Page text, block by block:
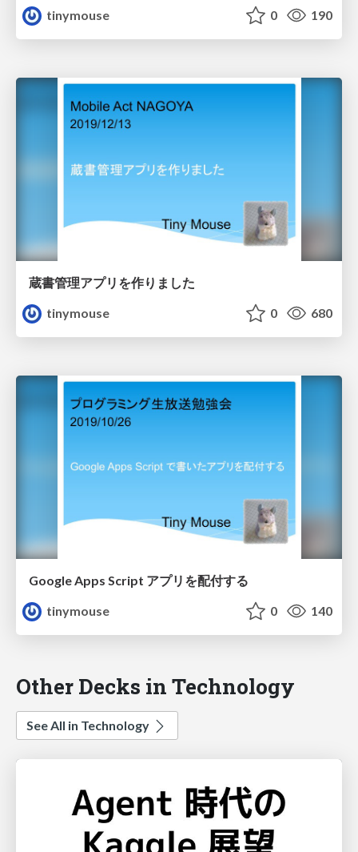
tinymouse 0 190
蔵書管理アプリを作りました
tinymouse
0 680
Google Apps Script アプリを配付する
tinymouse
0 140
Other Decks in Technology
See All in Technology